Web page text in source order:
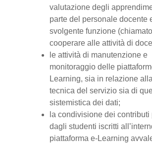
valutazione degli
parte del personale docente
svolgente funzione
cooperare alle attività di
le attività di manutenzione e
monitoraggio delle
Learning, sia in relazione
tecnica del servizio sia di
sistemistica dei dati;
la condivisione dei contributi
dagli studenti iscritti
piattaforma e-Learning